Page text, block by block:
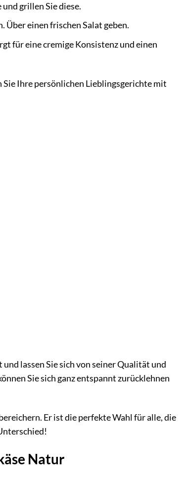
und grillen Sie diese.
Über einen frischen Salat geben.
für eine cremige Konsistenz und einen
Sie Ihre persönlichen Lieblingsgerichte mit
lassen Sie sich von seiner Qualität und
Sie sich ganz entspannt zurücklehnen
Er ist die perfekte Wahl für alle, die
Natur